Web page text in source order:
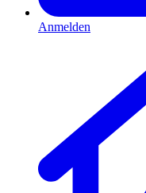
Anmelden